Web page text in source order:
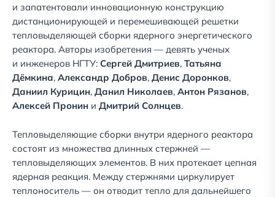
и запатентовали инновационную конструкцию
дистанционирующей и перемешивающей решетки
тепловыделяющей сборки ядерного энергетического
реактора. Авторы изобретения — девять ученых
и инженеров НГТУ: Сергей Дмитриев, Татьяна
Дёмкина, Александр Добров, Денис Доронков,
Даниил Курицин, Данил Николаев, Антон Рязанов,
Алексей Пронин и Дмитрий Солнцев.
Тепловыделяющие сборки внутри ядерного реактора
состоят из множества длинных стержней —
тепловыделяющих элементов. В них протекает цепная
ядерная реакция. Между стержнями циркулирует
теплоноситель — он отводит тепло для дальнейшего